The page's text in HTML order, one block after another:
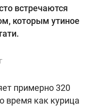
встречаются
которым утиное
примерно 320
время как курица